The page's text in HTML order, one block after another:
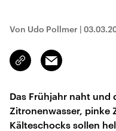
Von Udo Pollmer |
Link
kopieren/teilen
Email
Das Frühjahr naht und
Zitronenwasser, pinke
Kälteschocks sollen